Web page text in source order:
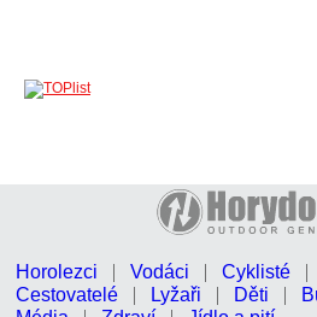
Horolezci Vodáci Cyklisté
Cestovatelé
Lyžaři Děti